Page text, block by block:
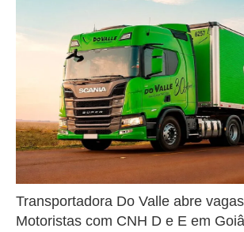
Transportadora Do Valle abre
Motoristas com CNH D e E em